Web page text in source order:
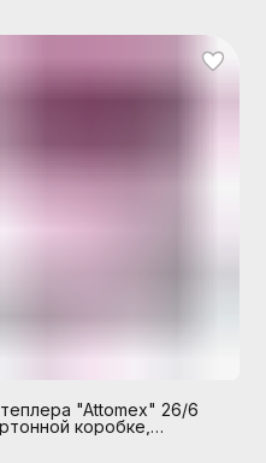
"Attomex" 26/6
коробке,